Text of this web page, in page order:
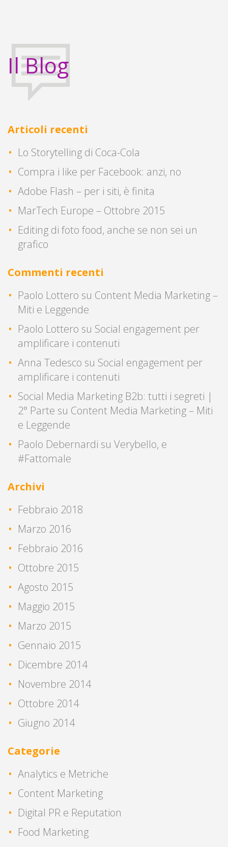
Il Blog
Articoli recenti
Lo Storytelling di Coca-Cola
Compra i like per Facebook: anzi, no
Adobe Flash – per i siti, è finita
MarTech Europe – Ottobre 2015
Editing di foto food, anche se non sei un
grafico
Commenti recenti
Paolo Lottero su Content Media Marketing –
Miti e Leggende
Paolo Lottero su Social engagement per
amplificare i contenuti
Anna Tedesco su Social engagement per
amplificare i contenuti
Social Media Marketing B2b: tutti i segreti |
2° Parte su Content Media Marketing – Miti
e Leggende
Paolo Debernardi su Verybello, e
#Fattomale
Archivi
Febbraio 2018
Marzo 2016
Febbraio 2016
Ottobre 2015
Agosto 2015
Maggio 2015
Marzo 2015
Gennaio 2015
Dicembre 2014
Novembre 2014
Ottobre 2014
Giugno 2014
Categorie
Analytics e Metriche
Content Marketing
Digital PR e Reputation
Food Marketing